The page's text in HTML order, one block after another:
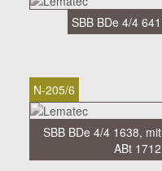
SBB BDe 4/4 641
N-205/6
SBB BDe 4/4 1638, mit
ABt 1712